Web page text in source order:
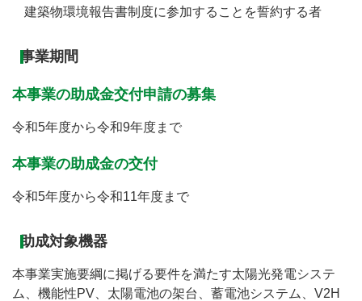
建築物環境報告書制度に参加することを誓約する者
事業期間
本事業の助成金交付申請の募集
令和5年度から令和9年度まで
本事業の助成金の交付
令和5年度から令和11年度まで
助成対象機器
本事業実施要綱に掲げる要件を満たす太陽光発電システ
ム、機能性PV、太陽電池の架台、蓄電池システム、V2H